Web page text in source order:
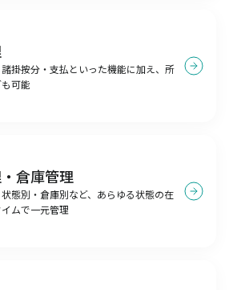
掛按分・支払といった機能に加え、所
可能
倉庫管理
態別・倉庫別など、あらゆる状態の在
ムで一元管理